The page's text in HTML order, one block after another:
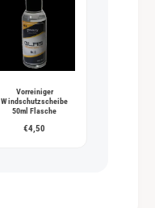
Vorreiniger
Windschutzscheibe
50ml Flasche
€4,50